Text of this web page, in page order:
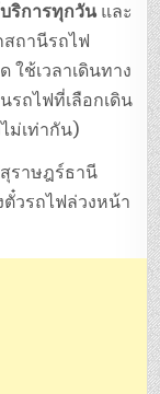
ริการทุกวันและ
สถานีรถไฟ
ใช้เวลาเดินทาง
รถไฟที่เลือกเดิน
ม่เท่ากัน)
ราษฎร์ธานี
วรถไฟล่วงหน้า